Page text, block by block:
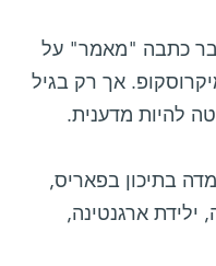
כתבה "מאמר" על
אך רק בגיל
בתיכון בפאריס,
ילידת ארגנטינה,